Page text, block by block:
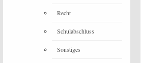
Recht
Schulabschluss
Sonstiges